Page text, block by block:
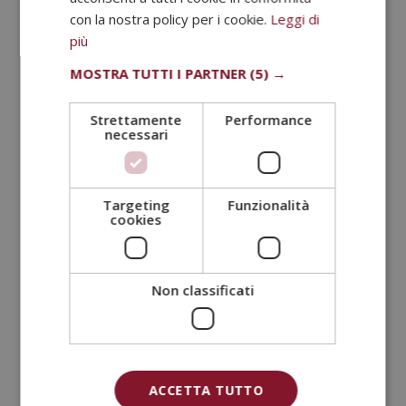
Altri corsi
Master in Comunicazione del Brand –
Diploma Autenticato da un Notaio
€ Il
prezzo
480,00€
con la nostra policy per i cookie. Leggi di
più
MOSTRA TUTTI I PARTNER (5) →
Strettamente
necessari
Performance
Targeting
cookies
Funzionalità
Non classificati
ACCETTA TUTTO